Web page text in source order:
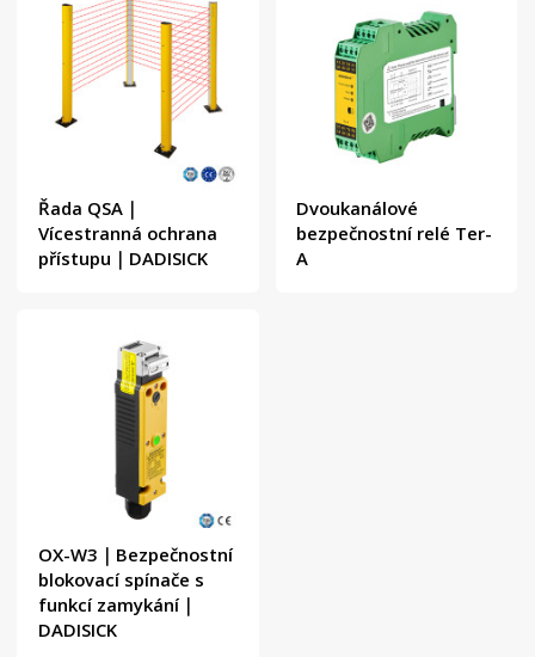
Řada QSA｜
Vícestranná ochrana
přístupu｜DADISICK
Dvoukanálové
bezpečnostní relé Ter-
A
OX-W3｜Bezpečnostní
blokovací spínače s
funkcí zamykání｜
DADISICK